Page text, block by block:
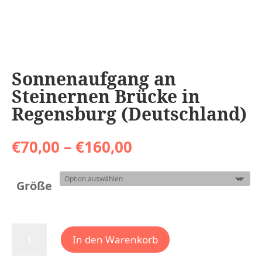
Sonnenaufgang an
Steinernen Brücke in
Regensburg (Deutschland)
€70,00 – €160,00
bis
€160,00
Größe
Sonnenaufgang
Steinernen
In den Warenkorb